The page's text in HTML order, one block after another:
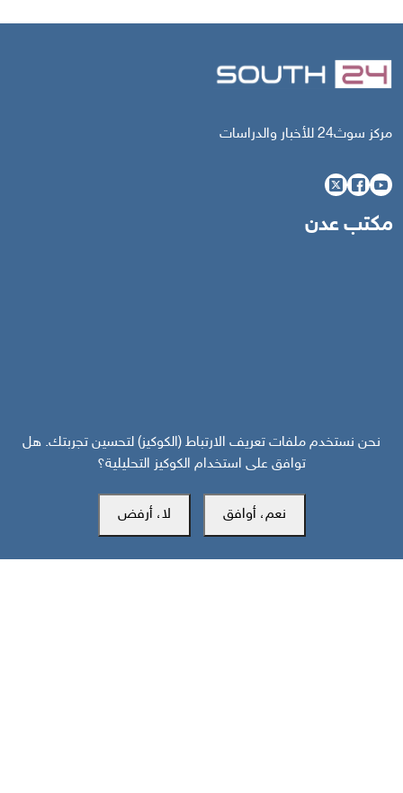
مركز سوث24 للأخبار والدراسات
مكتب عدن
المكتب الرئيسي
نحن نستخدم ملفات تعريف الارتباط (الكوكيز) لتحسين تجربتك. هل
توافق على استخدام الكوكيز التحليلية؟
نعم، أوافق لا، أرفض